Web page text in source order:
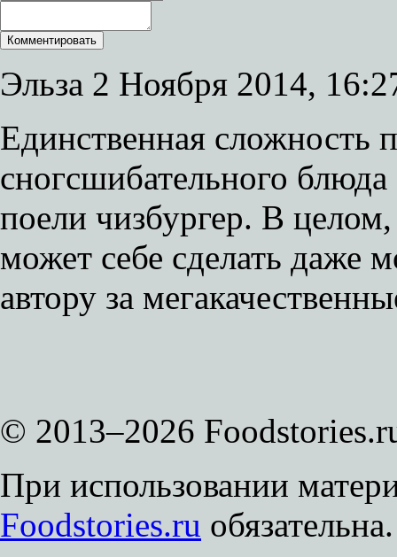
Эльза 2 Ноября 2014,
Единственная сложность
сногсшибательного
поели чизбургер. В
может себе сделать даже
автору за
© 2013–2026
При использовании
Foodstories.ru обязательна.